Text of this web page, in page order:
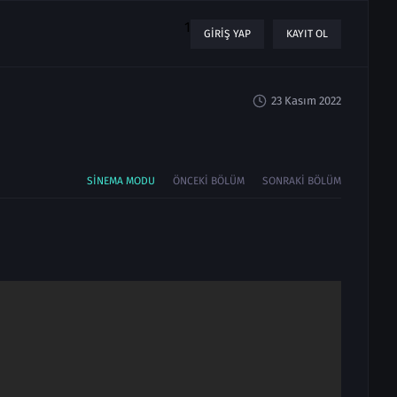
1 GIRIŞ YAP KAYIT OL
23 Kasım 2022
SINEMA MODU ÖNCEKI BÖLÜM SONRAKI BÖLÜM